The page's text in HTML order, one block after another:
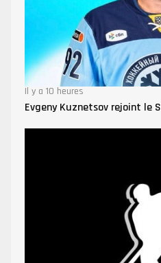
Il y a 10 heures
Evgeny Kuznetsov rejoint le